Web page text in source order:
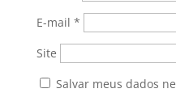
E-mail *
Site
Salvar meus dados